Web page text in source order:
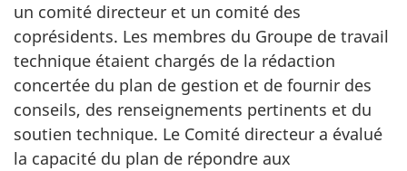
un comité directeur et un comité des
coprésidents. Les membres du Groupe de travail
technique étaient chargés de la rédaction
concertée du plan de gestion et de fournir des
conseils, des renseignements pertinents et du
soutien technique. Le Comité directeur a évalué
la capacité du plan de répondre aux